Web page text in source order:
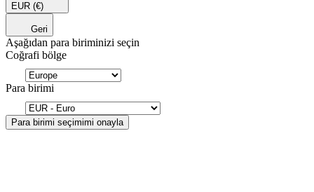
EUR (€)
Geri
Aşağıdan para biriminizi seçin
Coğrafi bölge
Para birimi
Para birimi seçimimi onayla